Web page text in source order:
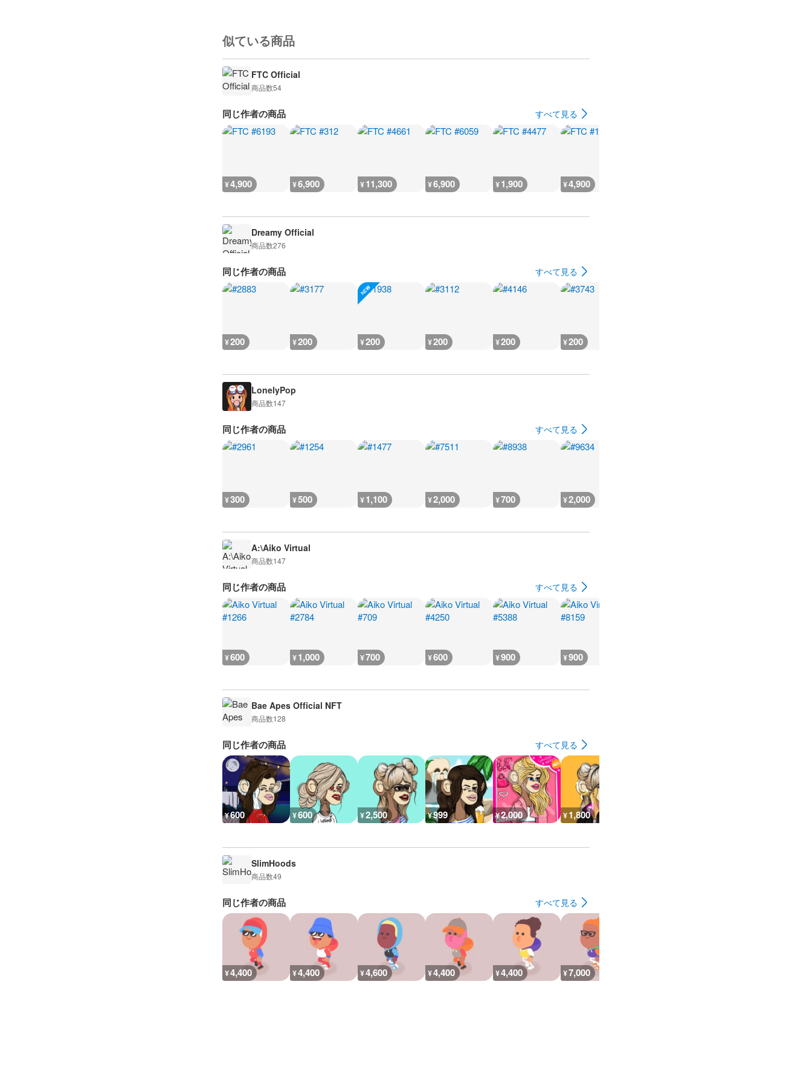
似ている商品
FTC Official
商品数54
同じ作者の商品 すべて見る
¥4,900 ¥6,900 ¥11,300 ¥6,900 ¥1,900 ¥4,900
Dreamy Official
商品数276
同じ作者の商品 すべて見る
¥200 ¥200 ¥200 ¥200 ¥200 ¥200
LonelyPop
商品数147
同じ作者の商品 すべて見る
¥300 ¥500 ¥1,100 ¥2,000 ¥700 ¥2,000
A:\Aiko Virtual
商品数147
同じ作者の商品 すべて見る
¥600 ¥1,000 ¥700 ¥600 ¥900 ¥900
Bae Apes Official NFT
商品数128
同じ作者の商品 すべて見る
¥600 ¥600 ¥2,500 ¥999 ¥2,000 ¥1,800
SlimHoods
商品数49
同じ作者の商品 すべて見る
¥4,400 ¥4,400 ¥4,600 ¥4,400 ¥4,400 ¥7,000